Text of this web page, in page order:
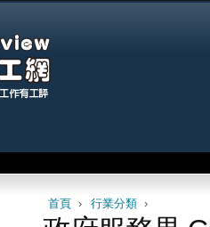
You are here
首頁› 行業分類›